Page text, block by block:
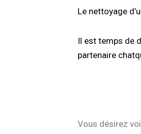
Le nettoyage
Il est temps de
partenaire
Vous désirez